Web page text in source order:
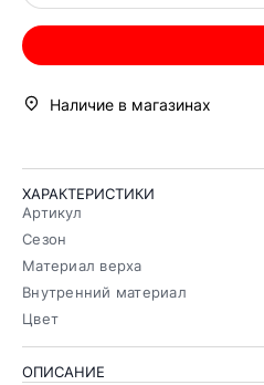
Наличие в магазинах
ХАРАКТЕРИСТИКИ
Артикул
Сезон
Материал верха
Внутренний материал
Цвет
ОПИСАНИЕ